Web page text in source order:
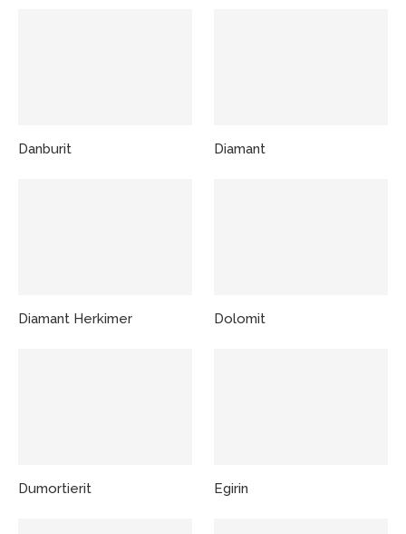
Danburit Diamant
Diamant Herkimer Dolomit
Dumortierit Egirin